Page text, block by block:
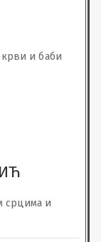
и баби
срцима и